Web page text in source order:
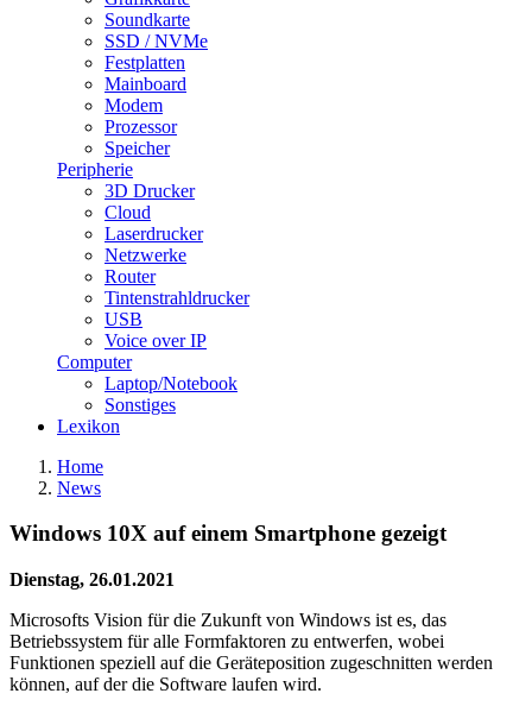
Soundkarte
SSD / NVMe
Festplatten
Mainboard
Modem
Prozessor
Speicher
Peripherie
3D Drucker
Cloud
Laserdrucker
Netzwerke
Router
Tintenstrahldrucker
USB
Voice over IP
Computer
Laptop/Notebook
Sonstiges
Lexikon
Home
News
Windows 10X auf einem Smartphone gezeigt
Dienstag, 26.01.2021
Microsofts Vision für die Zukunft von Windows ist es, das
Betriebssystem für alle Formfaktoren zu entwerfen, wobei
Funktionen speziell auf die Geräteposition zugeschnitten werden
können, auf der die Software laufen wird.